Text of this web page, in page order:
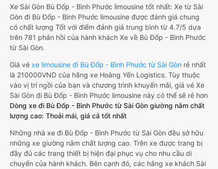
Xe Sài Gòn Bù Đốp - Bình Phước limousine tốt nhất: Xe từ Sài
Gòn đi Bù Đốp - Bình Phước limousine được đánh giá chung
có chất lượng Tốt với điểm đánh giá trung bình từ 4.7/5 dựa
trên 781 phản hồi của hành khách Xe về Bù Đốp - Bình Phước
từ Sài Gòn.
Giá vé xe limousine đi Bù Đốp - Bình Phước từ Sài Gòn rẻ nhất
là 210000VND của hãng xe Hoàng Yến Logistics. Tùy thuộc
vào vị trí ngồi của bạn và chương trình khuyến mãi, giá vé Xe
Sài Gòn đi Bù Đốp - Bình Phước limousine này có thể sẽ rẻ hơn
Dòng xe đi Bù Đốp - Bình Phước từ Sài Gòn giường nằm chất
lượng cao: Thoải mái, giá cả tốt nhất
Những nhà xe đi Bù Đốp - Bình Phước từ Sài Gòn đều sở hữu
những xe giường nằm chất lượng cao. Trên xe được trang bị
đầy đủ các trang thiết bị hiện đại phục vụ cho nhu cầu di
chuyển của hành khách. Bên cạnh đó, các hãng xe khách Sài